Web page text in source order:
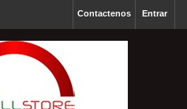
Entrar
Contactenos